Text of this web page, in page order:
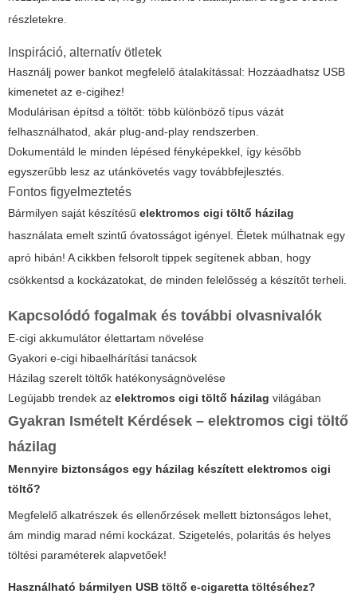
részletekre.
Inspiráció, alternatív ötletek
Használj power bankot megfelelő átalakítással: Hozzáadhatsz USB
kimenetet az e-cigihez!
Modulárisan építsd a töltőt: több különböző típus vázát
felhasználhatod, akár plug-and-play rendszerben.
Dokumentáld le minden lépésed fényképekkel, így később
egyszerűbb lesz az utánkövetés vagy továbbfejlesztés.
Fontos figyelmeztetés
Bármilyen saját készítésű elektromos cigi töltő házilag
használata emelt szintű óvatosságot igényel. Életek múlhatnak egy
apró hibán! A cikkben felsorolt tippek segítenek abban, hogy
csökkentsd a kockázatokat, de minden felelősség a készítőt terheli.
Kapcsolódó fogalmak és további olvasnivalók
E-cigi akkumulátor élettartam növelése
Gyakori e-cigi hibaelhárítási tanácsok
Házilag szerelt töltők hatékonyságnövelése
Legújabb trendek az elektromos cigi töltő házilag világában
Gyakran Ismételt Kérdések – elektromos cigi töltő
házilag
Mennyire biztonságos egy házilag készített elektromos cigi
töltő?
Megfelelő alkatrészek és ellenőrzések mellett biztonságos lehet,
ám mindig marad némi kockázat. Szigetelés, polaritás és helyes
töltési paraméterek alapvetőek!
Használható bármilyen USB töltő e-cigaretta töltéséhez?